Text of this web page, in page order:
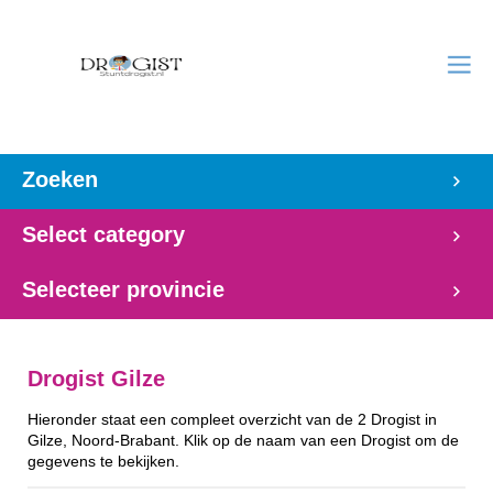
Zoeken
Select category
Selecteer provincie
Drogist Gilze
Hieronder staat een compleet overzicht van de 2 Drogist in
Gilze, Noord-Brabant. Klik op de naam van een Drogist om de
gegevens te bekijken.